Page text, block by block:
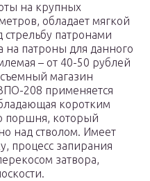
на крупных
обладает мягкой
стрельбу патронами
патроны для данного
– от 40-50 рублей
магазин
208 применяется
коротким
поршня, который
над стволом. Имеет
процесс запирания
затвора,